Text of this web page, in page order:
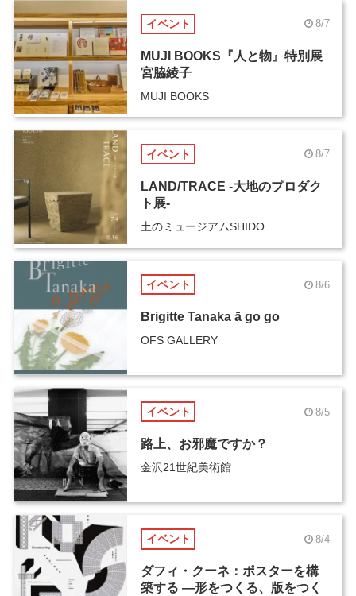
イベント 8/7
MUJI BOOKS『人と物』特別展
宮脇綾子
MUJI BOOKS
イベント 8/7
LAND/TRACE -大地のプロダク
ト展-
土のミュージアムSHIDO
イベント 8/6
Brigitte Tanaka ā go go
OFS GALLERY
イベント 8/5
路上、お邪魔ですか？
金沢21世紀美術館
イベント 8/4
ダフィ・クーネ：ポスターを構
築する ―形をつくる、版をつく